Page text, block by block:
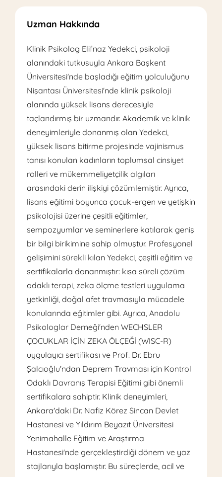
Uzman Hakkında
Klinik Psikolog Elifnaz Yedekci, psikoloji
alanındaki tutkusuyla Ankara Başkent
Üniversitesi'nde başladığı eğitim yolculuğunu
Nişantası Üniversitesi'nde klinik psikoloji
alanında yüksek lisans derecesiyle
taçlandırmış bir uzmandır. Akademik ve klinik
deneyimleriyle donanmış olan Yedekci,
yüksek lisans bitirme projesinde vajinismus
tanısı konulan kadınların toplumsal cinsiyet
rolleri ve mükemmeliyetçilik algıları
arasındaki derin ilişkiyi çözümlemiştir. Ayrıca,
lisans eğitimi boyunca çocuk-ergen ve yetişkin
psikolojisi üzerine çeşitli eğitimler,
sempozyumlar ve seminerlere katılarak geniş
bir bilgi birikimine sahip olmuştur. Profesyonel
gelişimini sürekli kılan Yedekci, çeşitli eğitim ve
sertifikalarla donanmıştır: kısa süreli çözüm
odaklı terapi, zeka ölçme testleri uygulama
yetkinliği, doğal afet travmasıyla mücadele
konularında eğitimler gibi. Ayrıca, Anadolu
Psikologlar Derneği'nden WECHSLER
ÇOCUKLAR İÇİN ZEKA ÖLÇEĞİ (WISC-R)
uygulayıcı sertifikası ve Prof. Dr. Ebru
Şalcıoğlu'ndan Deprem Travması için Kontrol
Odaklı Davranış Terapisi Eğitimi gibi önemli
sertifikalara sahiptir. Klinik deneyimleri,
Ankara'daki Dr. Nafiz Körez Sincan Devlet
Hastanesi ve Yıldırım Beyazıt Üniversitesi
Yenimahalle Eğitim ve Araştırma
Hastanesi'nde gerçekleştirdiği dönem ve yaz
stajlarıyla başlamıştır. Bu süreçlerde, acil ve